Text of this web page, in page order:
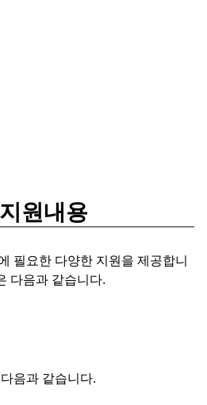
원내용
필요한 다양한 지원을 제공합니
다음과 같습니다.
음과 같습니다.